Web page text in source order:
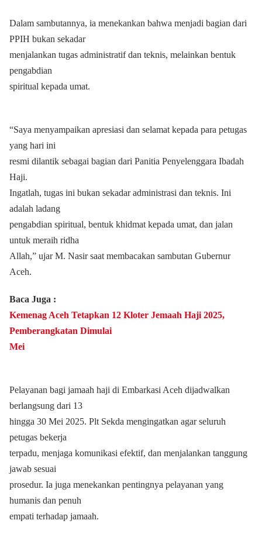
Dalam sambutannya, ia menekankan bahwa menjadi bagian dari
PPIH bukan sekadar
menjalankan tugas administratif dan teknis, melainkan bentuk
pengabdian
spiritual kepada umat.
“Saya menyampaikan apresiasi dan selamat kepada para petugas
yang hari ini
resmi dilantik sebagai bagian dari Panitia Penyelenggara Ibadah
Haji.
Ingatlah, tugas ini bukan sekadar administrasi dan teknis. Ini
adalah ladang
pengabdian spiritual, bentuk khidmat kepada umat, dan jalan
untuk meraih ridha
Allah,” ujar M. Nasir saat membacakan sambutan Gubernur
Aceh.
Baca Juga :
Kemenag Aceh Tetapkan 12 Kloter Jemaah Haji 2025,
Pemberangkatan Dimulai
Mei
Pelayanan bagi jamaah haji di Embarkasi Aceh dijadwalkan
berlangsung dari 13
hingga 30 Mei 2025. Plt Sekda mengingatkan agar seluruh
petugas bekerja
terpadu, menjaga komunikasi efektif, dan menjalankan tanggung
jawab sesuai
prosedur. Ia juga menekankan pentingnya pelayanan yang
humanis dan penuh
empati terhadap jamaah.